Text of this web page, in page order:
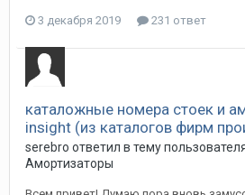
3 декабря 2019 231 ответ
каталожные номера стоек и
insight (из каталогов фирм
serebro ответил в тему
Амортизаторы